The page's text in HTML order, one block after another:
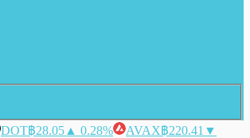
DOT฿28.05 ▲ 0.28% AVAX฿220.41 ▼